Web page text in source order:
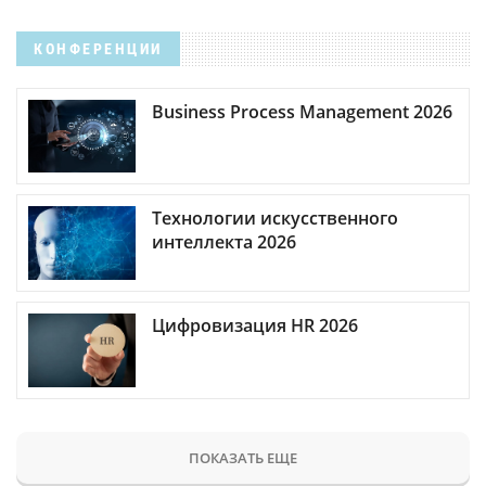
КОНФЕРЕНЦИИ
Business Process Management 2026
Технологии искусственного
интеллекта 2026
Цифровизация HR 2026
ПОКАЗАТЬ ЕЩЕ